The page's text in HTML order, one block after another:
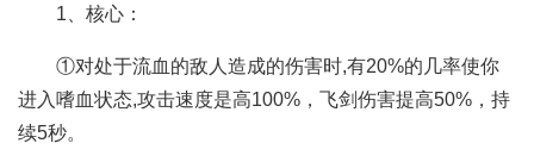
1、核心：
①对处于流血的敌人造成的伤害时,有20%的几率使你
进入嗜血状态,攻击速度是高100%，飞剑伤害提高50%，持
续5秒。